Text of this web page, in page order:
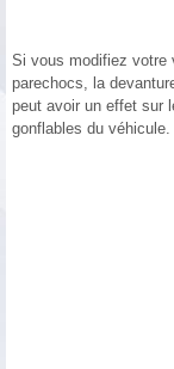
Si vous modifiez votre
parechocs, la
peut avoir un effet sur
gonflables du véhicule.